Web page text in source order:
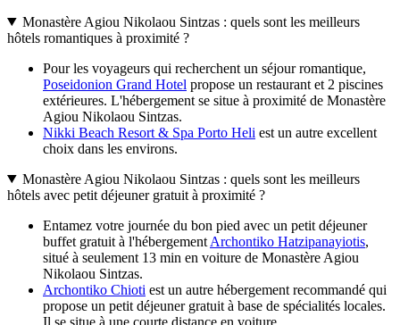
Monastère Agiou Nikolaou Sintzas : quels sont les meilleurs
hôtels romantiques à proximité ?
Pour les voyageurs qui recherchent un séjour romantique,
Poseidonion Grand Hotel propose un restaurant et 2 piscines
extérieures. L'hébergement se situe à proximité de Monastère
Agiou Nikolaou Sintzas.
Nikki Beach Resort & Spa Porto Heli est un autre excellent
choix dans les environs.
Monastère Agiou Nikolaou Sintzas : quels sont les meilleurs
hôtels avec petit déjeuner gratuit à proximité ?
Entamez votre journée du bon pied avec un petit déjeuner
buffet gratuit à l'hébergement Archontiko Hatzipanayiotis,
situé à seulement 13 min en voiture de Monastère Agiou
Nikolaou Sintzas.
Archontiko Chioti est un autre hébergement recommandé qui
propose un petit déjeuner gratuit à base de spécialités locales.
Il se situe à une courte distance en voiture.